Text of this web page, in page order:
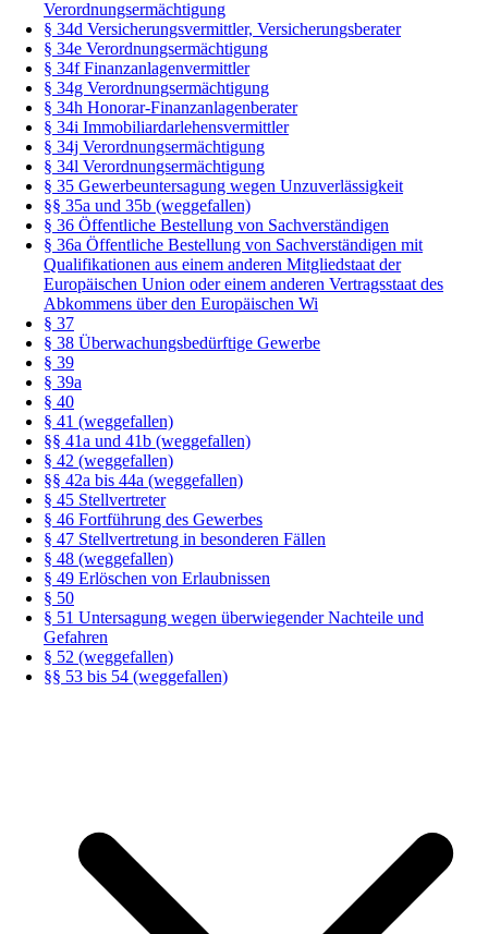
Verordnungsermächtigung
§ 34d Versicherungsvermittler, Versicherungsberater
§ 34e Verordnungsermächtigung
§ 34f Finanzanlagenvermittler
§ 34g Verordnungsermächtigung
§ 34h Honorar-Finanzanlagenberater
§ 34i Immobiliardarlehensvermittler
§ 34j Verordnungsermächtigung
§ 34l Verordnungsermächtigung
§ 35 Gewerbeuntersagung wegen Unzuverlässigkeit
§§ 35a und 35b (weggefallen)
§ 36 Öffentliche Bestellung von Sachverständigen
§ 36a Öffentliche Bestellung von Sachverständigen mit
Qualifikationen aus einem anderen Mitgliedstaat der
Europäischen Union oder einem anderen Vertragsstaat des
Abkommens über den Europäischen Wi
§ 37
§ 38 Überwachungsbedürftige Gewerbe
§ 39
§ 39a
§ 40
§ 41 (weggefallen)
§§ 41a und 41b (weggefallen)
§ 42 (weggefallen)
§§ 42a bis 44a (weggefallen)
§ 45 Stellvertreter
§ 46 Fortführung des Gewerbes
§ 47 Stellvertretung in besonderen Fällen
§ 48 (weggefallen)
§ 49 Erlöschen von Erlaubnissen
§ 50
§ 51 Untersagung wegen überwiegender Nachteile und
Gefahren
§ 52 (weggefallen)
§§ 53 bis 54 (weggefallen)